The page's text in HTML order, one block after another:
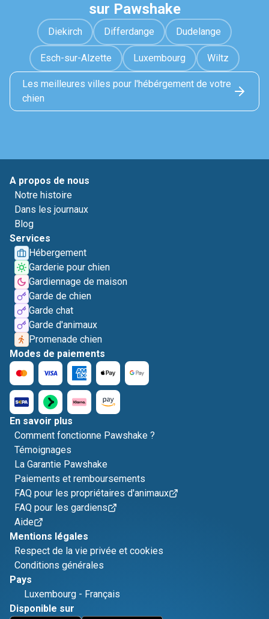
sur Pawshake
Diekirch Differdange Dudelange
Esch-sur-Alzette Luxembourg Wiltz
Les meilleures villes pour l'hébérgement de votre
chien
A propos de nous
Notre histoire
Dans les journaux
Blog
Services
Hébergement
Garderie pour chien
Gardiennage de maison
Garde de chien
Garde chat
Garde d'animaux
Promenade chien
Modes de paiements
En savoir plus
Comment fonctionne Pawshake ?
Témoignages
La Garantie Pawshake
Paiements et remboursements
FAQ pour les propriétaires d'animaux
FAQ pour les gardiens
Aide
Mentions légales
Respect de la vie privée et cookies
Conditions générales
Pays
Luxembourg - Français
Disponible sur